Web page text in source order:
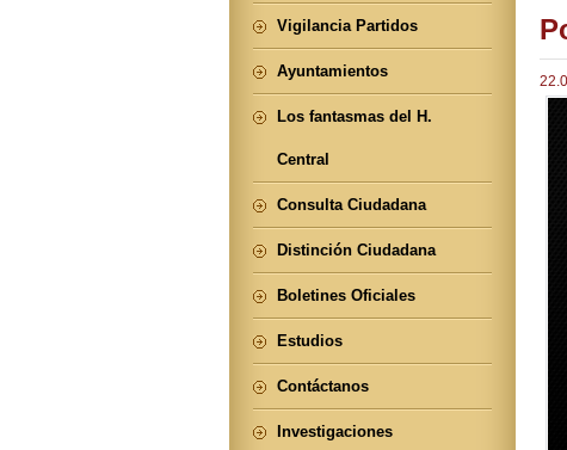
Vigilancia Partidos
Ayuntamientos
Los fantasmas del H.
Central
Consulta Ciudadana
Distinción Ciudadana
Boletines Oficiales
Estudios
Contáctanos
Investigaciones